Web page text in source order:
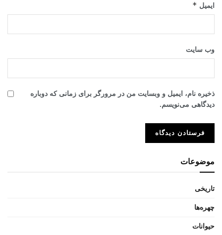
ایمیل *
وب‌ سایت
ذخیره نام، ایمیل و وبسایت من در مرورگر برای زمانی که دوباره
دیدگاهی می‌نویسم.
موضوعات
تاریخی
چهره‌ها
حیوانات